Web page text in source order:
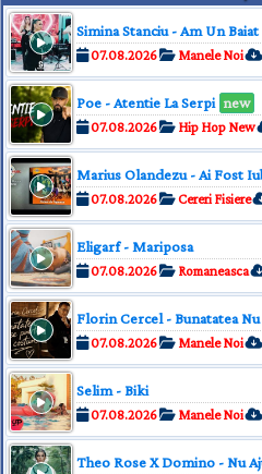
Simina Stanciu - Am Un
07.08.2026 Manele Noi
Poe - Atentie La Serpi new
07.08.2026 Hip Hop New
Marius Olandezu - Ai Fost
07.08.2026 Cereri Fisiere
Eligarf - Mariposa
07.08.2026 Romaneasca
Florin Cercel - Bunatatea
07.08.2026 Manele Noi
Selim - Biki
07.08.2026 Manele Noi
Theo Rose X Domino - Nu